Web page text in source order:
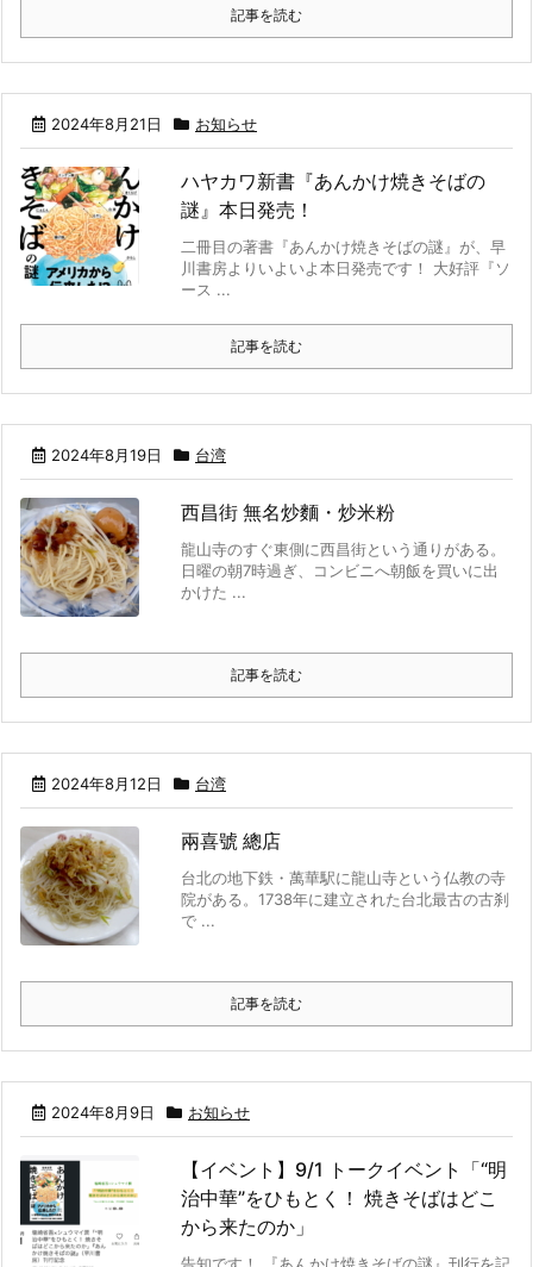
記事を読む
2024年8月21日 お知らせ
ハヤカワ新書『あんかけ焼きそばの
謎』本日発売！
二冊目の著書『あんかけ焼きそばの謎』が、早
川書房よりいよいよ本日発売です！ 大好評『ソ
ース ...
記事を読む
2024年8月19日 台湾
西昌街 無名炒麵・炒米粉
龍山寺のすぐ東側に西昌街という通りがある。
日曜の朝7時過ぎ、コンビニへ朝飯を買いに出
かけた ...
記事を読む
2024年8月12日 台湾
兩喜號 總店
台北の地下鉄・萬華駅に龍山寺という仏教の寺
院がある。1738年に建立された台北最古の古刹
で ...
記事を読む
2024年8月9日 お知らせ
【イベント】9/1 トークイベント「“明
治中華”をひもとく！ 焼きそばはどこ
から来たのか」
告知です！ 『あんかけ焼きそばの謎』刊行を記